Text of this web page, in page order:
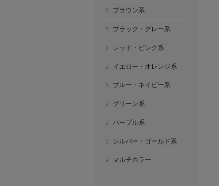
ブラウン系
ブラック・グレー系
レッド・ピンク系
イエロー・オレンジ系
ブルー・ネイビー系
グリーン系
パープル系
シルバー・ゴールド系
マルチカラー